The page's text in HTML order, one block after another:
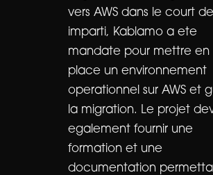
vers AWS dans le court
imparti, Kablamo a ete
mandate pour mettre en
place un environnement
operationnel sur AWS et
la migration. Le projet
egalement fournir une
formation et une
documentation